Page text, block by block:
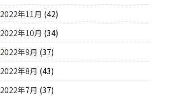
2022年11月 (42)
2022年10月 (34)
2022年9月 (37)
2022年8月 (43)
2022年7月 (37)